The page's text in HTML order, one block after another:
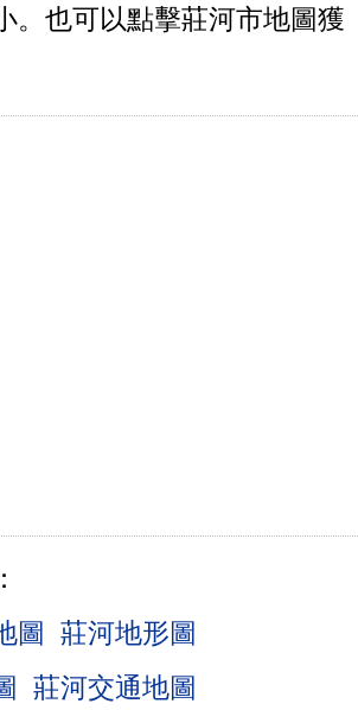
。也可以點擊莊河市地圖獲
圖 莊河地形圖
莊河交通地圖